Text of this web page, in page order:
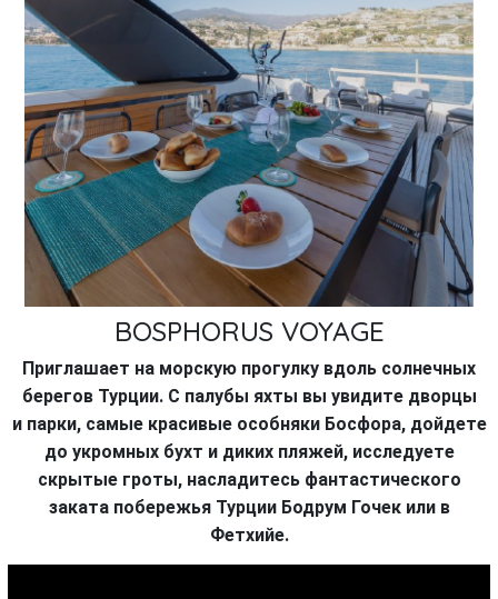
BOSPHORUS VOYAGE
Приглашает на морскую прогулку вдоль солнечных
берегов Турции. С палубы яхты вы увидите дворцы
и парки, самые красивые особняки Босфора, дойдете
до укромных бухт и диких пляжей, исследуете
скрытые гроты, насладитесь фантастического
заката побережья Турции Бодрум Гочек или в
Фетхийе.